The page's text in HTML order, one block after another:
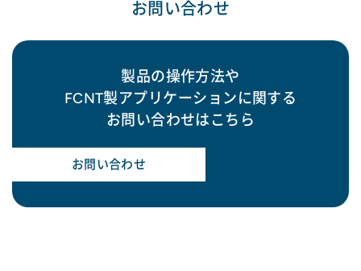
お問い合わせ
製品の操作方法や
FCNT製アプリケーションに関する
お問い合わせはこちら
お問い合わせ